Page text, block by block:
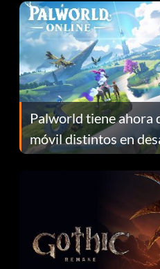
Palworld tiene ahora
móvil distintos en
continuación te